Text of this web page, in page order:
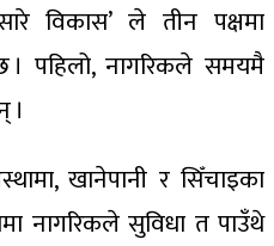
विकास’ ले तीन पक्षमा
पहिलो, नागरिकले समयमै
।
खानेपानी र सिँचाइका
नागरिकले सुविधा त पाउँथे